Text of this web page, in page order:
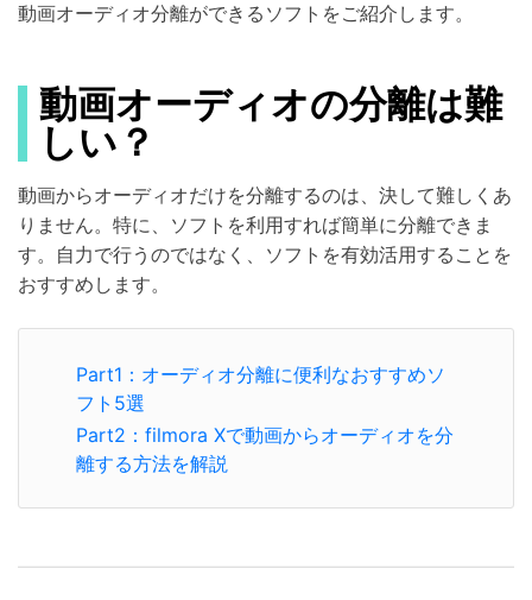
動画オーディオ分離ができるソフトをご紹介します。
動画オーディオの分離は難
しい？
動画からオーディオだけを分離するのは、決して難しくあ
りません。特に、ソフトを利用すれば簡単に分離できま
す。自力で行うのではなく、ソフトを有効活用することを
おすすめします。
Part1：オーディオ分離に便利なおすすめソ
フト5選
Part2：filmora Xで動画からオーディオを分
離する方法を解説